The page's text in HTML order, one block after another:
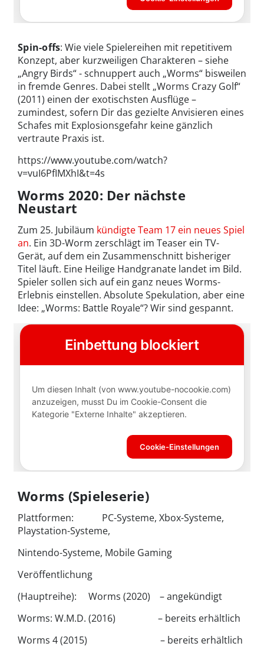
Spin-offs: Wie viele Spielereihen mit repetitivem
Konzept, aber kurzweiligen Charakteren – siehe
„Angry Birds“ - schnuppert auch „Worms“ bisweilen
in fremde Genres. Dabei stellt „Worms Crazy Golf“
(2011) einen der exotischsten Ausflüge –
zumindest, sofern Dir das gezielte Anvisieren eines
Schafes mit Explosionsgefahr keine gänzlich
vertraute Praxis ist.
https://www.youtube.com/watch?
v=vuI6PfIMXhI&t=4s
Worms 2020: Der nächste
Neustart
Zum 25. Jubiläum kündigte Team 17 ein neues Spiel
an. Ein 3D-Worm zerschlägt im Teaser ein TV-
Gerät, auf dem ein Zusammenschnitt bisheriger
Titel läuft. Eine Heilige Handgranate landet im Bild.
Spieler sollen sich auf ein ganz neues Worms-
Erlebnis einstellen. Absolute Spekulation, aber eine
Idee: „Worms: Battle Royale“? Wir sind gespannt.
Worms (Spieleserie)
Plattformen: PC-Systeme, Xbox-Systeme,
Playstation-Systeme,
Nintendo-Systeme, Mobile Gaming
Veröffentlichung
(Hauptreihe): Worms (2020) – angekündigt
Worms: W.M.D. (2016) – bereits erhältlich
Worms 4 (2015) – bereits erhältlich